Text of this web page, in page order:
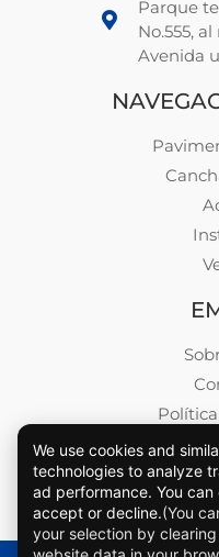
Parque
No.555,
Avenida
We use cookies and
technologies to analyze
ad performance. You can
accept or decline.(You
your selection by